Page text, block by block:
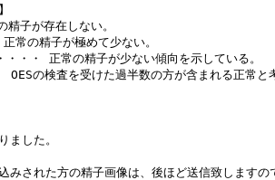
子が存在しない。
常の精子が極めて少ない。
・・・ 正常の精子が少ない傾向を示している。
OESの検査を受けた過半数の方が含まれる正常
ました。
みされた方の精子画像は、後ほど送信致します